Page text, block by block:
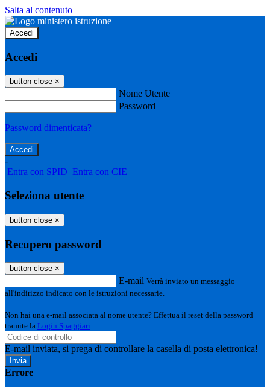
Salta al contenuto
Accedi
Accedi
button close ×
Nome Utente
Password
Password dimenticata?
-
Entra con SPID Entra con CIE
Seleziona utente
button close ×
Recupero password
button close ×
E-mail Verrà inviato un messaggio
all'indirizzo indicato con le istruzioni necessarie.
Non hai una e-mail associata al nome utente? Effettua il reset della password
tramite la Login Spaggiari
E-mail inviata, si prega di controllare la casella di posta elettronica!
Errore